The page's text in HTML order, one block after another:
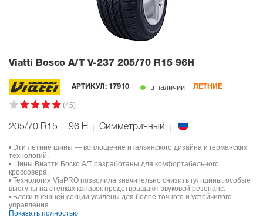
Viatti Bosco A/T V-237 205/70 R15 96H
АРТИКУЛ: 17910 в наличии ЛЕТНИЕ
(45)
205/70 R15 96 H Симметричный
• Эти летние шины — воплощение итальянского дизайна и германских
технологий.
• Шины Виатти Боско А/Т разработаны для комфортабельного
кроссовера.
• Технология ViaPRO позволила значительно снизить гул шины: особые
выступы на стенках канавок предотвращают звуковой резонанс.
• Блоки внешней секции усилены для более точного и устойчивого
управления.
Показать полностью